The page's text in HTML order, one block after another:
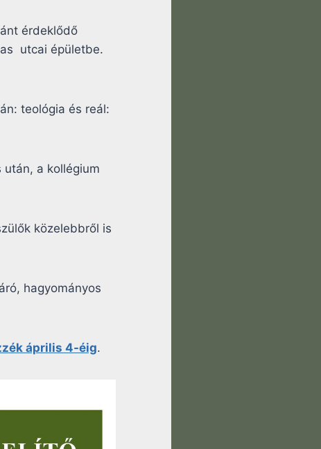
érdeklődő
utcai épületbe.
teológia és reál:
a kollégium
közelebbről is
hagyományos
április 4-éig.